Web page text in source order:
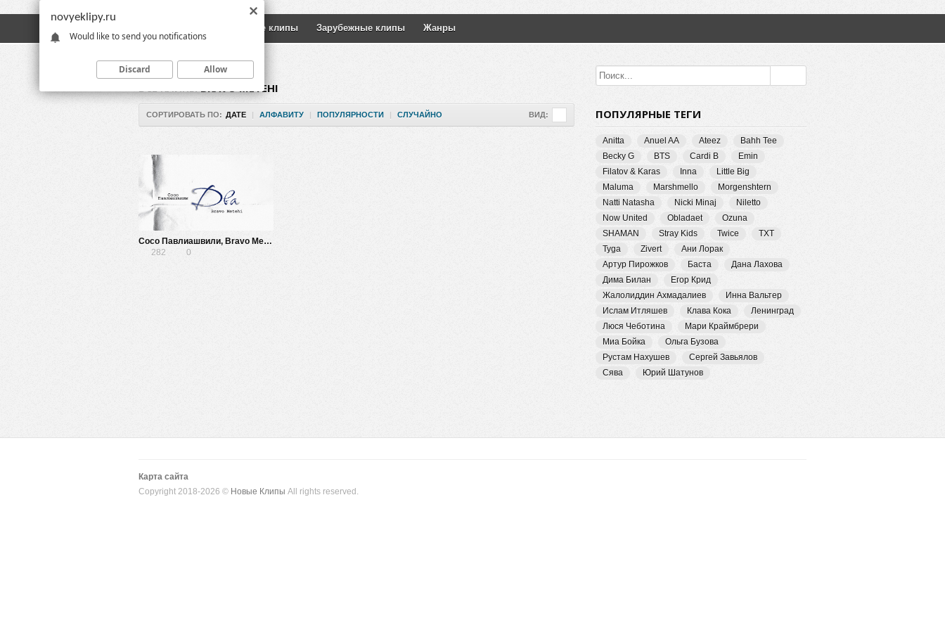
Русские клипы Зарубежные клипы Жанры
ВСЕ КЛИПЫ BRAVO METEHI
СОРТИРОВАТЬ ПО: ДАТЕ | АЛФАВИТУ | ПОПУЛЯРНОСТИ | СЛУЧАЙНО ВИД:
Сосо Павлиашвили, Bravo Metehi — Два
282
0
ПОПУЛЯРНЫЕ ТЕГИ
Anitta Anuel AA Ateez
Bahh Tee
Becky G
BTS Cardi B
Emin
Filatov & Karas
Inna
Little Big
Maluma
Marshmello
Morgenshtern
Natti Natasha
Nicki Minaj
Niletto
Now United
Obladaet
Ozuna
SHAMAN
Stray Kids Twice
TXT
Tyga
Zivert
Ани Лорак
Артур Пирожков
Баста
Дана Лахова
Дима Билан
Егор Крид
Жалолиддин Ахмадалиев
Инна Вальтер
Ислам Итляшев
Клава Кока
Ленинград
Люся Чеботина
Мари Краймбрери
Миа Бойка
Ольга Бузова
Рустам Нахушев
Сергей Завьялов
Сява
Юрий Шатунов
Карта сайта
Copyright 2018-2026 © Новые Клипы All rights reserved.
novyeklipy.ru
Would like to send you notifications
Discard Allow